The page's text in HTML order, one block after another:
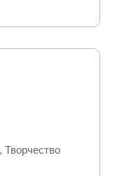
Творчество